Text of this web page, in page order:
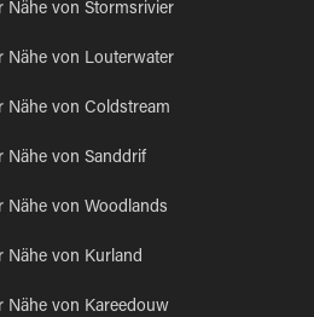
Nähe von Stormsrivier
Nähe von Louterwater
Nähe von Coldstream
Nähe von Sanddrif
Nähe von Woodlands
Nähe von Kurland
Nähe von Kareedouw